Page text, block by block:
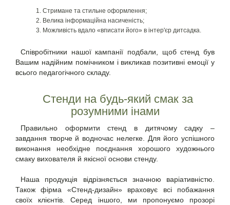
Стримане та стильне оформлення;
Велика інформаційна насиченість;
Можливість вдало «вписати його» в інтер'єр дитсадка.
Співробітники нашої кампанії подбали, щоб стенд був
Вашим надійним помічником і викликав позитивні емоції у
всього педагогічного складу.
Стенди на будь-який смак за
розумними інами
Правильно оформити стенд в дитячому садку –
завдання творче й водночас нелегке. Для його успішного
виконання необхідне поєднання хорошого художнього
смаку вихователя й якісної основи стенду.
Наша продукція відрізняється значною варіативністю.
Також фірма «Стенд-дизайн» враховує всі побажання
своїх клієнтів. Серед іншого, ми пропонуємо прозорі